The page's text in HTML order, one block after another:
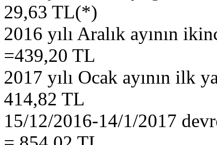
29,63 TL(*)
2016 yılı Aralık ayının
=439,20 TL
2017 yılı Ocak ayının ilk
414,82 TL
15/12/2016-14/1/2017